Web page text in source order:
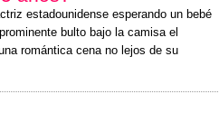
estadounidense esperando un bebé
bulto bajo la camisa el
romántica cena no lejos de su